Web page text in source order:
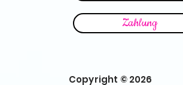
Zahlung
Copyright © 2026